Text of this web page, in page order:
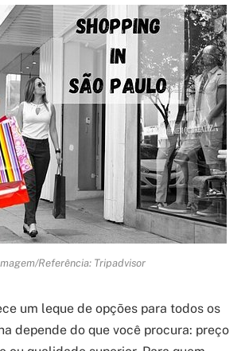
Referência: Tripadvisor
um leque de opções para todos os
depende do que você procura: preço